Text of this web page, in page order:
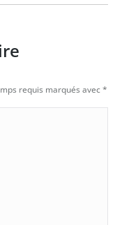
requis marqués avec*